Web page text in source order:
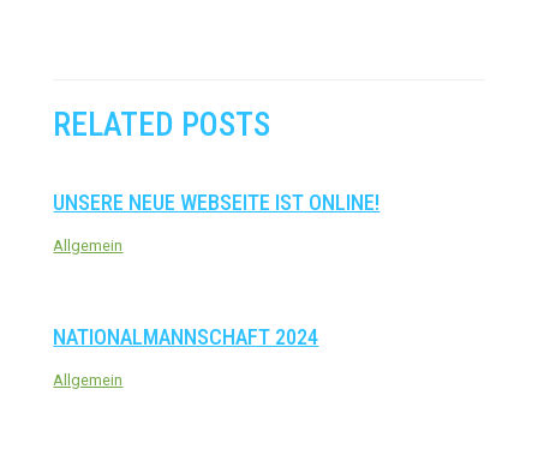
RELATED POSTS
UNSERE NEUE WEBSEITE IST ONLINE!
Allgemein
NATIONALMANNSCHAFT 2024
Allgemein